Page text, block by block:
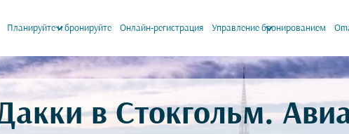
Планируйте и бронируйте
keyboard_arrow_down Онлайн-регистрация Управление бронированием
keyboard_arrow_down
в Стокгольм.